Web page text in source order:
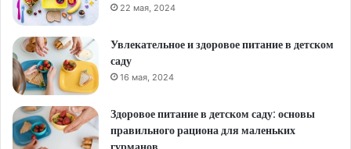
22 мая, 2024
Увлекательное и здоровое питание в детском
саду
16 мая, 2024
Здоровое питание в детском саду: основы
правильного рациона для маленьких